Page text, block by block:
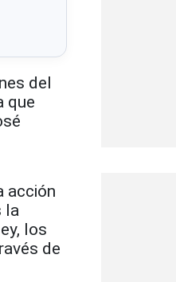
del
que
acción
la
los
de